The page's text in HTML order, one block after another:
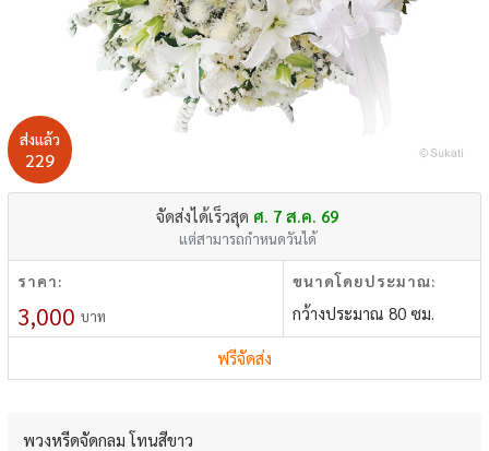
ส่งแล้ว
229
จัดส่งได้เร็วสุด ศ. 7 ส.ค. 69
แต่สามารถกำหนดวันได้
ราคา:
3,000 บาท
ขนาดโดยประมาณ:
กว้างประมาณ 80 ซม.
ฟรีจัดส่ง
พวงหรีดจัดกลม โทนสีขาว